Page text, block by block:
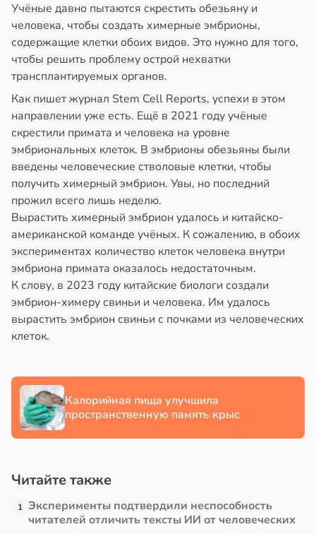
в21:42
в20:58
Учёные давно пытаются скрестить обезьяну и
человека, чтобы создать химерные эмбрионы,
содержащие клетки обоих видов. Это нужно для того,
чтобы решить проблему острой нехватки
трансплантируемых органов.
Как пишет журнал Stem Cell Reports, успехи в этом
направлении уже есть. Ещё в 2021 году учёные
скрестили примата и человека на уровне
эмбриональных клеток. В эмбрионы обезьяны были
введены человеческие стволовые клетки, чтобы
получить химерный эмбрион. Увы, но последний
прожил всего лишь неделю.
Вырастить химерный эмбрион удалось и китайско-
американской команде учёных. К сожалению, в обоих
экспериментах количество клеток человека внутри
эмбриона примата оказалось недостаточным.
К слову, в 2023 году китайские биологи создали
эмбрион-химеру свиньи и человека. Им удалось
вырастить эмбрион свиньи с почками из человеческих
клеток.
Калорийная пища улучшила
пространственную память крыс
Читайте также
1 Эксперименты подтвердили неспособность
читателей отличить тексты ИИ от человеческих
в17:40
19:20